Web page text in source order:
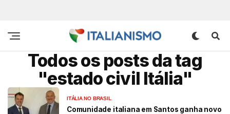
Todos os posts da tag
"estado civil Itália"
ITÁLIA NO BRASIL
Comunidade italiana em Santos ganha novo